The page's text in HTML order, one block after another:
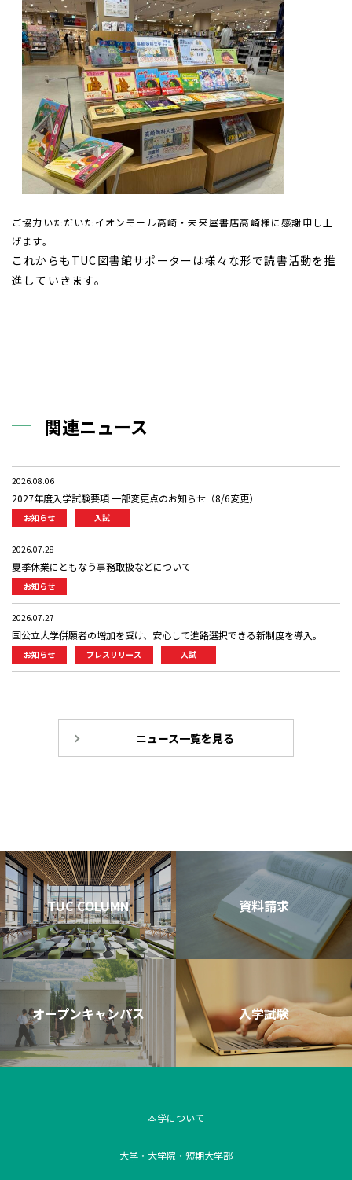
ご協力いただいたイオンモール高崎・未来屋書店高崎様に感謝申し上
げます。
これからもTUC図書館サポーターは様々な形で読書活動を推
進していきます。
関連ニュース
2026.08.06
お知らせ 入試
2027年度入学試験要項 一部変更点のお知らせ（8/6変更）
2026.07.28
お知らせ
夏季休業にともなう事務取扱などについて
2026.07.27
お知らせ プレスリリース 入試
国公立大学併願者の増加を受け、安心して進路選択できる新制度を導入。
ニュース一覧を見る
TUC COLUMN 資料請求
オープンキャンパス 入学試験
本学について
大学・大学院・短期大学部